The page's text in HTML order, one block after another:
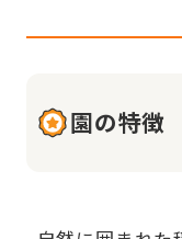
園の特徴